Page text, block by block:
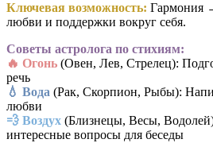
Ключевая возможность: Гармония
любви и поддержки вокруг себя.
Советы астролога по стихиям:
🔥 Огонь (Овен, Лев, Стрелец):
речь
💧 Вода (Рак, Скорпион, Рыбы):
любви
💨 Воздух (Близнецы, Весы,
интересные вопросы для беседы